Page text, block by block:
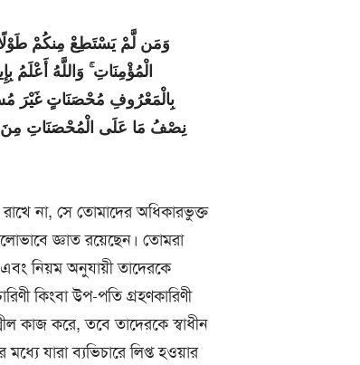
وَمَن لَّمْ يَسْتَطِعْ مِنكُمْ
الْمُؤْمِنَاتِ ۚ وَاللَّهُ
بِالْمَعْرُوفِ مُحْصَنَاتٍ غَيْرَ
نِصْفُ مَا عَلَى الْمُحْصَنَاتِ مِنَ
রাখে না, সে তোমাদের অধিকারভুক্ত
জ্ঞাত রয়েছেন। তোমরা
নিয়ম অনুযায়ী তাদেরকে
কিংবা উপ-পতি গ্রহণকারিণী
কাজ করে, তবে তাদেরকে স্বাধীন
যারা ব্যভিচারে লিপ্ত হওয়ার